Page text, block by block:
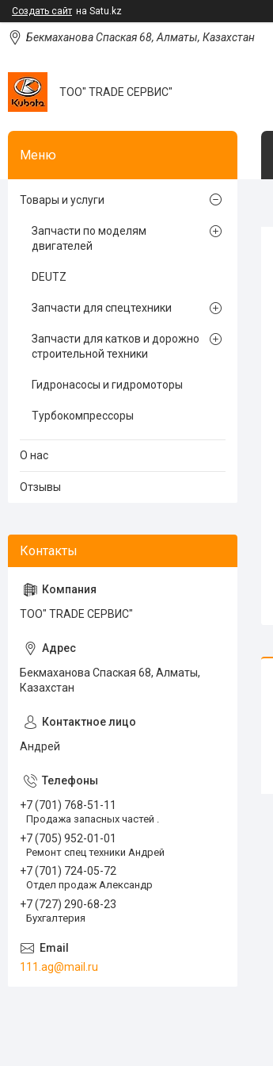
Создать сайт на Satu.kz
Бекмаханова Спаская 68, Алматы, Казахстан
ТОО" TRADE СЕРВИС"
Товары и услуги
Запчасти по моделям
двигателей
DEUTZ
Запчасти для спецтехники
Запчасти для катков и дорожно
строительной техники
Гидронасосы и гидромоторы
Турбокомпрессоры
О нас
Отзывы
ТОО" TRADE СЕРВИС"
Бекмаханова Спаская 68, Алматы,
Казахстан
Андрей
+7 (701) 768-51-11
Продажа запасных частей .
+7 (705) 952-01-01
Ремонт спец техники Андрей
+7 (701) 724-05-72
Отдел продаж Александр
+7 (727) 290-68-23
Бухгалтерия
111.ag@mail.ru